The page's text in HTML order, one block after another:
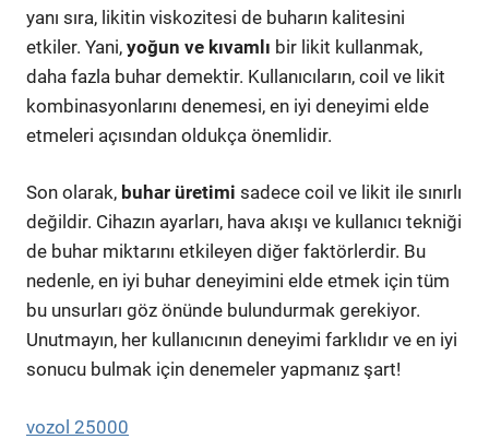
yanı sıra, likitin viskozitesi de buharın kalitesini
etkiler. Yani, yoğun ve kıvamlı bir likit kullanmak,
daha fazla buhar demektir. Kullanıcıların, coil ve likit
kombinasyonlarını denemesi, en iyi deneyimi elde
etmeleri açısından oldukça önemlidir.
Son olarak, buhar üretimi sadece coil ve likit ile sınırlı
değildir. Cihazın ayarları, hava akışı ve kullanıcı tekniği
de buhar miktarını etkileyen diğer faktörlerdir. Bu
nedenle, en iyi buhar deneyimini elde etmek için tüm
bu unsurları göz önünde bulundurmak gerekiyor.
Unutmayın, her kullanıcının deneyimi farklıdır ve en iyi
sonucu bulmak için denemeler yapmanız şart!
vozol 25000